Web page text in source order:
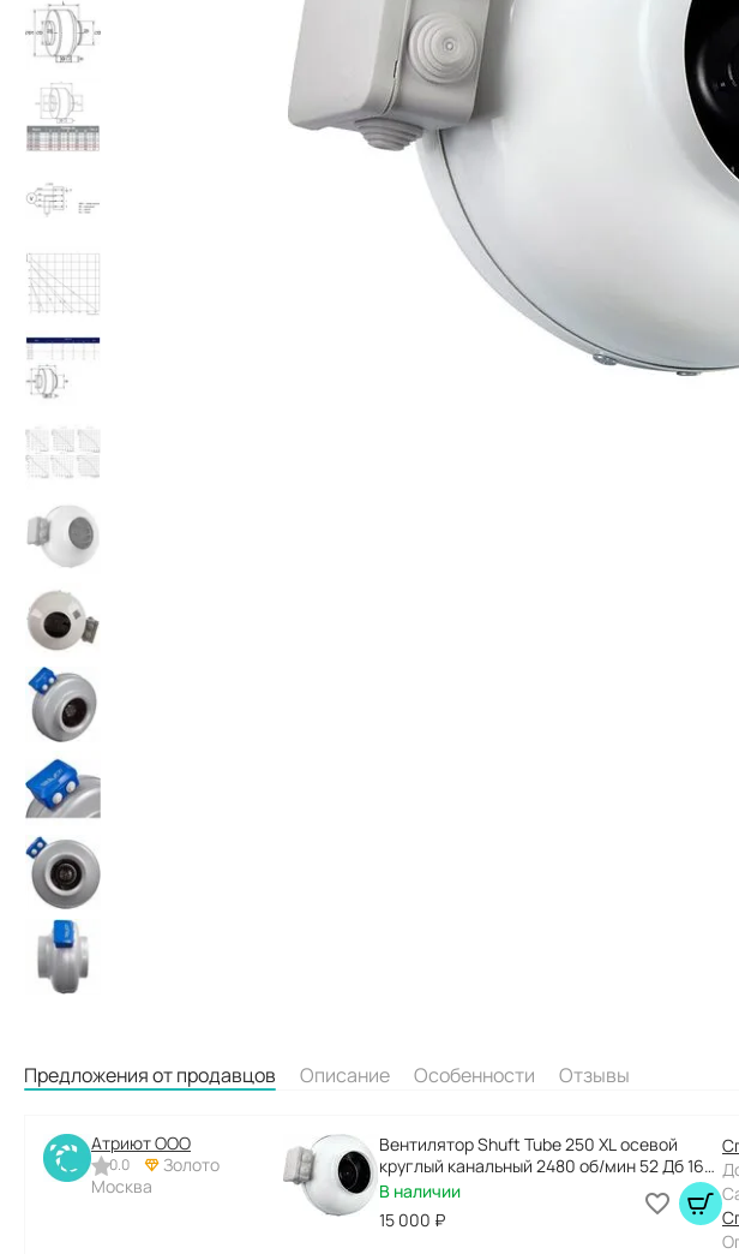
Предложения от продавцов Описание Особенности Отзывы
Атриют ООО
0.0
Золото
Москва
Вентилятор Shuft Tube 250 XL осевой
круглый канальный 2480 об/мин 52 Дб 160
Вт D 250 мм НС-0006552
В наличии
15 000 ₽